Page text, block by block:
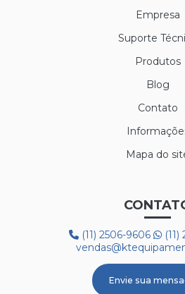
Empresa
Suporte
Produtos
Blog
Contato
Mapa do
(11) 2506-9606
Envie sua